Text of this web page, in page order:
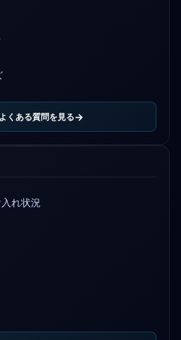
くある質問を見る
れ状況